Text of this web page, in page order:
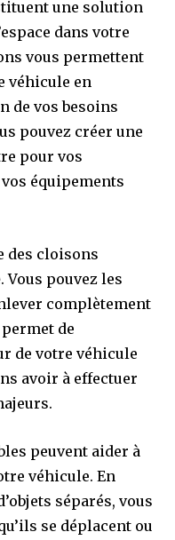
une solution
dans votre
vous permettent
véhicule en
de vos besoins
pouvez créer une
pour vos
équipements
des cloisons
. Vous pouvez les
complètement
de
de votre véhicule
avoir à effectuer
peuvent aider à
véhicule. En
séparés, vous
se déplacent ou